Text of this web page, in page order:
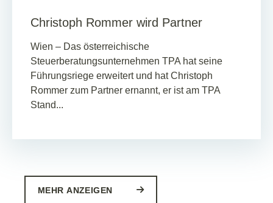
Christoph Rommer wird Partner
Wien – Das österreichische
Steuerberatungsunternehmen TPA hat seine
Führungsriege erweitert und hat Christoph
Rommer zum Partner ernannt, er ist am TPA
Stand...
MEHR ANZEIGEN